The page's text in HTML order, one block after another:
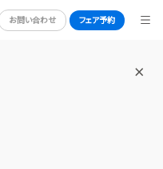
お問い合わせ フェア予約